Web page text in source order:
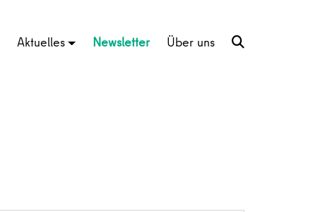
Aktuelles Newsletter Über uns